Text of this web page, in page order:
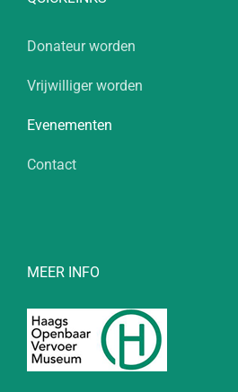
Donateur worden
Vrijwilliger worden
Evenementen
Contact
MEER INFO